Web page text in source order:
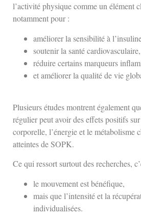
l’activité physique comme un élément
notamment pour :
améliorer la sensibilité à
soutenir la santé cardiovasculaire,
réduire certains marqueurs
et améliorer la qualité de vie
Plusieurs études montrent également
régulier peut avoir des effets positifs
corporelle, l’énergie et le métabolisme
atteintes de SOPK.
Ce qui ressort surtout des recherches,
le mouvement est bénéfique,
mais que l’intensité et la
individualisées.